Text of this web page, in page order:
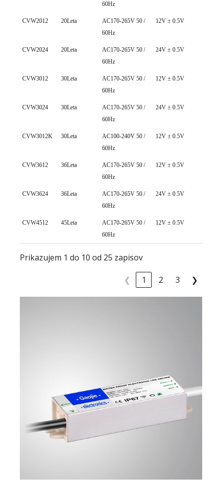
60Hz
CVW2012 20Leta
AC170-265V 50 /
60Hz
12V ± 0.5V
CVW2024 20Leta
AC170-265V 50 /
60Hz
24V ± 0.5V
CVW3012 30Leta
AC170-265V 50 /
60Hz
12V ± 0.5V
CVW3024 30Leta
AC170-265V 50 /
60Hz
24V ± 0.5V
CVW3012K 30Leta
AC100-240V 50 /
60Hz
12V ± 0.5V
CVW3612 36Leta
AC170-265V 50 /
60Hz
12V ± 0.5V
CVW3624 36Leta
AC170-265V 50 /
60Hz
24V ± 0.5V
CVW4512 45Leta
AC170-265V 50 /
60Hz
12V ± 0.5V
Prikazujem 1 do 10 od 25 zapisov
❮ 1 2 3 ❯